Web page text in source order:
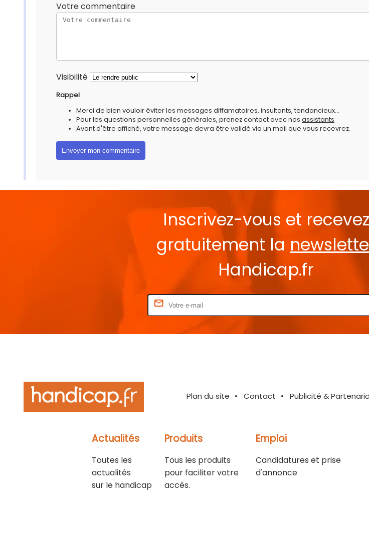
Votre commentaire
Visibilité
Rappel :
Merci de bien vouloir éviter les messages diffamatoires, insultants, tendancieux...
Pour les questions personnelles générales, prenez contact avec nos assistants
Avant d'être affiché, votre message devra être validé via un mail que vous recevrez.
Inscrivez-vous et recevez
gratuitement la
Handicap.fr
Plan du site Contact Publicité &
Actualités
Toutes les
actualités
sur le handicap
Produits
Tous les produits
pour faciliter votre
accès.
Emploi
Candidatures et prise
d'annonce